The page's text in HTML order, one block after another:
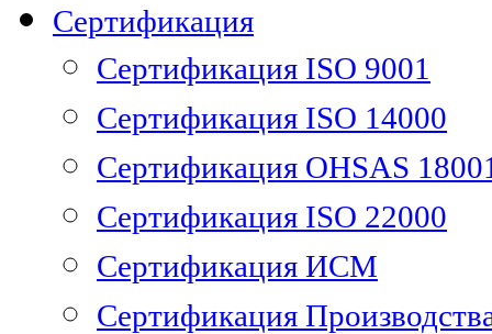
Сертификация
Сертификация ISO 9001
Сертификация ISO 14000
Сертификация OHSAS
Сертификация ISO 22000
Сертификация ИСМ
Сертификация